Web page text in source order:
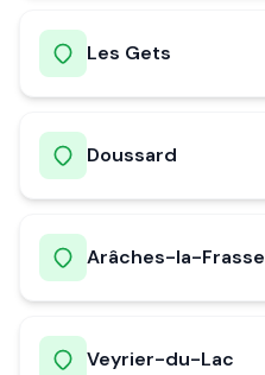
Les Gets
Doussard
Arâches-la-Frasse
Veyrier-du-Lac